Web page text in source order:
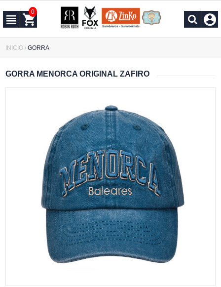
0
INICIO /GORRA
GORRA MENORCA ORIGINAL ZAFIRO